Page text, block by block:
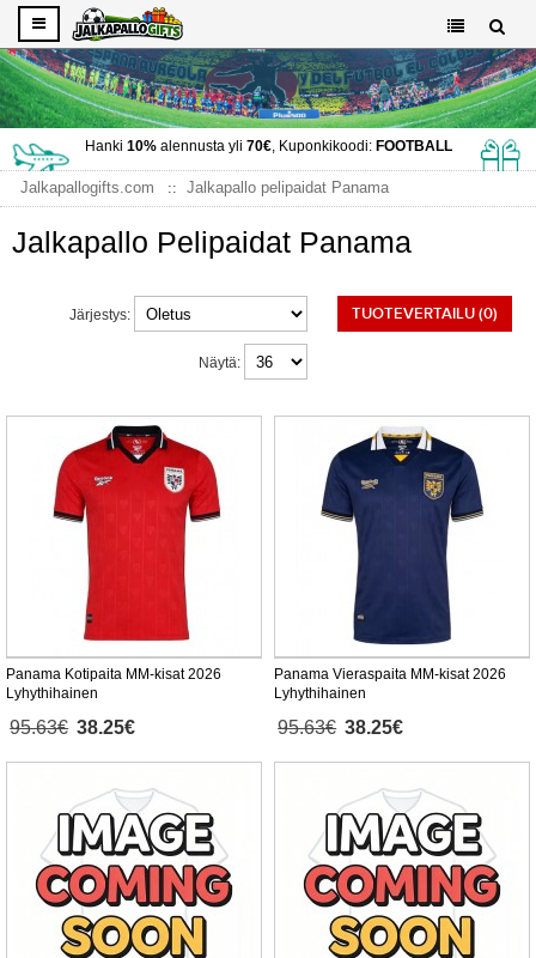
Hanki 10%alennusta yli 70€, Kuponkikoodi: FOOTBALL
Jalkapallogifts.com Jalkapallo pelipaidat Panama
Jalkapallo Pelipaidat Panama
TUOTEVERTAILU (0)
Järjestys:
Näytä:
Panama Kotipaita MM-kisat 2026
Lyhythihainen
95.63€ 38.25€
Panama Vieraspaita MM-kisat 2026
Lyhythihainen
95.63€ 38.25€